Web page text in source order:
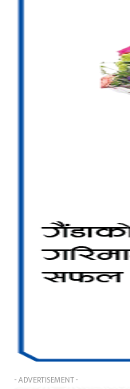
- ADVERTISEMENT -